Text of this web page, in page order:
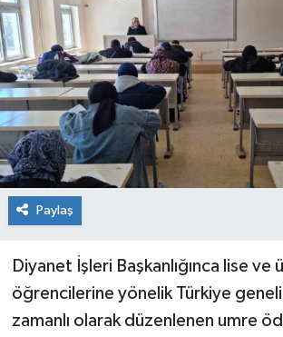
Paylaş
Diyanet İşleri Başkanlığınca lise ve
öğrencilerine yönelik Türkiye
zamanlı olarak düzenlenen umre
Sağlık
Spor
Teknoloji
Tokat Haberleri
Yaşam
Haber Arşivi